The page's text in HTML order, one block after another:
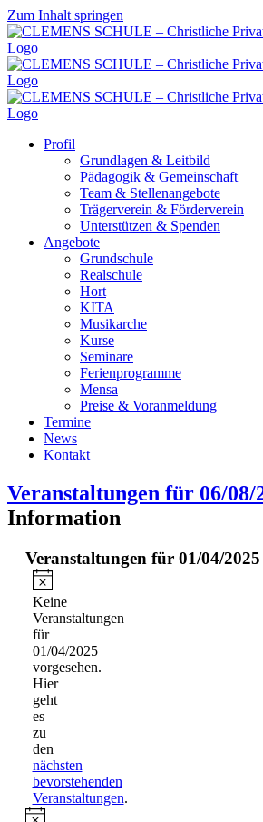
Zum Inhalt springen
Profil
Grundlagen & Leitbild
Pädagogik & Gemeinschaft
Team & Stellenangebote
Trägerverein & Förderverein
Unterstützen & Spenden
Angebote
Grundschule
Realschule
Hort
KITA
Musikarche
Kurse
Seminare
Ferienprogramme
Mensa
Preise & Voranmeldung
Termine
News
Kontakt
Veranstaltungen für 06/08/
Information
Veranstaltungen für 01/04/2025
Hinweis
Keine
Veranstaltungen
für
01/04/2025
vorgesehen.
Hier
geht
es
zu
den
nächsten
bevorstehenden
Veranstaltungen.
Hinweis